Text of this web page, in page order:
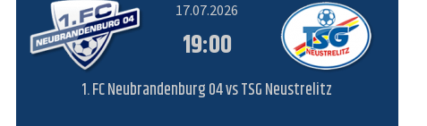
17.07.2026
19:00
1. FC Neubrandenburg 04 vs TSG Neustrelitz